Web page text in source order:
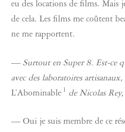
eu des locations de films. Mais
de cela. Les films me coûtent
ne me rapportent.
— Surtout en Super 8. Est-ce
avec des laboratoires artisanaux,
L’Abominable 1 de Nicolas Rey,
— Oui je suis membre de ce